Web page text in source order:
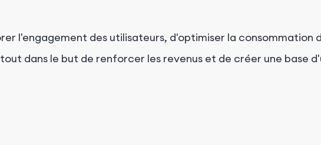
l'engagement des utilisateurs, d'optimiser la consommation
dans le but de renforcer les revenus et de créer une base